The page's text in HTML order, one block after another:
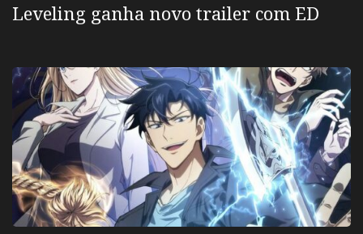
Leveling ganha novo trailer com ED